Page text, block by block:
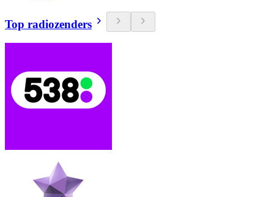
Top radiozenders